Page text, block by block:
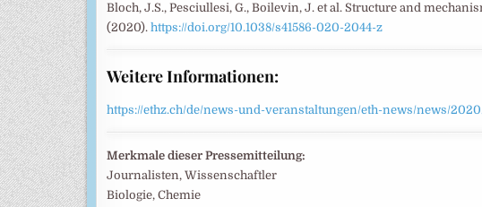
Bloch, J.S., Pesciullesi, G., Boilevin, J. et al. Structure and
(2020). https://doi.org/10.1038/s41586-020-2044-z
Weitere Informationen:
https://ethz.ch/de/news-und-veranstaltungen/eth-news/news/
Merkmale dieser Pressemitteilung:
Journalisten, Wissenschaftler
Biologie, Chemie